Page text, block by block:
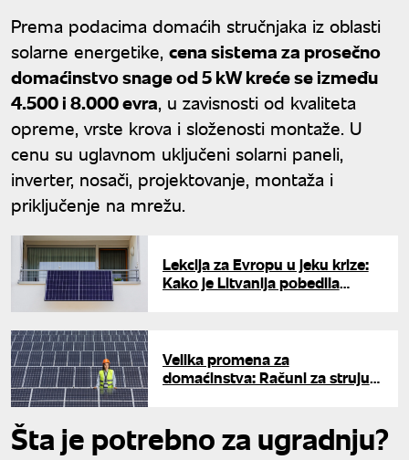
Prema podacima domaćih stručnjaka iz oblasti
solarne energetike, cena sistema za prosečno
domaćinstvo snage od 5 kW kreće se između
4.500 i 8.000 evra, u zavisnosti od kvaliteta
opreme, vrste krova i složenosti montaže. U
cenu su uglavnom uključeni solarni paneli,
inverter, nosači, projektovanje, montaža i
priključenje na mrežu.
Lekcija za Evropu u jeku krize:
Kako je Litvanija pobedila
Velika promena za
domaćinstva: Računi za struju
Šta je potrebno za ugradnju?